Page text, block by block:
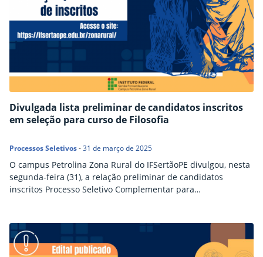
Divulgada lista preliminar de candidatos inscritos
em seleção para curso de Filosofia
Processos Seletivos-31 de março de 2025
O campus Petrolina Zona Rural do IFSertãoPE divulgou, nesta
segunda-feira (31), a relação preliminar de candidatos
inscritos Processo Seletivo Complementar para
interessados podem interpor recursos até esta terça-feira
(1º), através de preenchimento de formulário eletrônico
(clique aqui). A previsão é que a divulgação da…